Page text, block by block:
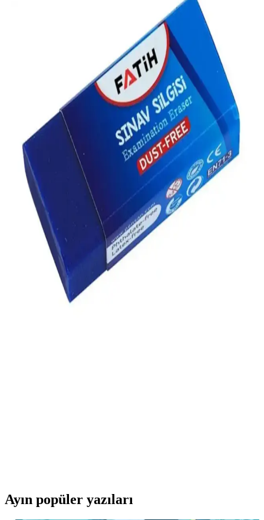
Faber Castell Rotring Tikky 0.7 mm Okul Seti, şık tasarımı ve bol
yedek uçlarıyla uzun kullanım sağlar. Silgi ve kalem
mekanizmasıyla dikkat çekerken, bazı teknik sorunlar olumsuz
Silka Orta Boy Sınav Silgisi 6'lı Seti: Yüksek
Performans ve Çevre Dostu Kullanım
Silka'nın 6'lı orta boy sınav silgisi, yüksek silme performansı ve
çevre dostu yapısıyla sınav ve yazı çalışmalarında güvenle tercih
edilir.
Mikro 2B-24 Soft Silgi: Yumuşak ve Etkili Silme
Çözümü Ofis ve Okul İçin
Mikro 2B-24 Soft Silgi, 24 adetlik paket halinde, ofis ve okul
ortamlarında kullanım için yüksek performans sağlar. Yumuşak
yapısı ile kağıda zarar vermeden temiz silme imkanı sunar.
Mikro Soft 2b-30 Beyaz Silgi: Yüksek Kalite ve
Güvenilir Temizlik Çözümü
Yüksek kaliteli, iz bırakmayan ve dayanıklı Mikro Soft 2b-30 Beyaz
Silgi, Türkiye menşei olup, okul ve ofis ortamları için ideal, çevre
dostu ve uygun fiyatlı bir kırtasiye ürünüdür.
Ayın popüler yazıları